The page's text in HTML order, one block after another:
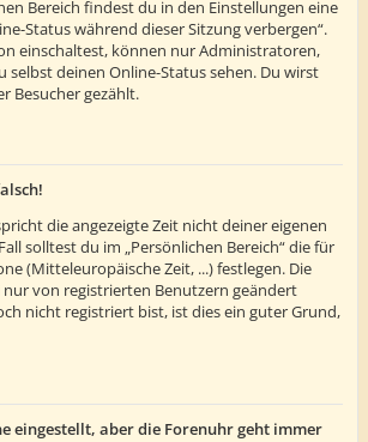
Bereich findest du in den Einstellungen eine
Status während dieser Sitzung verbergen“.
einschaltest, können nur Administratoren,
deinen Online-Status sehen. Du wirst
Besucher gezählt.
die angezeigte Zeit nicht deiner eigenen
solltest du im „Persönlichen Bereich“ die für
(Mitteleuropäische Zeit, ...) festlegen. Die
von registrierten Benutzern geändert
nicht registriert bist, ist dies ein guter Grund,
eingestellt, aber die Forenuhr geht immer